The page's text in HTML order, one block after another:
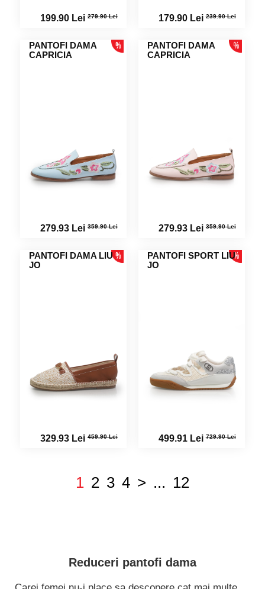
199.90 Lei 279.90 Lei 179.90 Lei239.90 Lei
PANTOFI DAMA
CAPRICIA
279.93 Lei 359.90 Lei
PANTOFI DAMA
CAPRICIA
279.93 Lei359.90 Lei
PANTOFI DAMA LIU
JO
329.93 Lei 459.90 Lei
PANTOFI SPORT LIU
JO
499.91 Lei729.90 Lei
1 2 3 4 > ... 12
Reduceri pantofi dama